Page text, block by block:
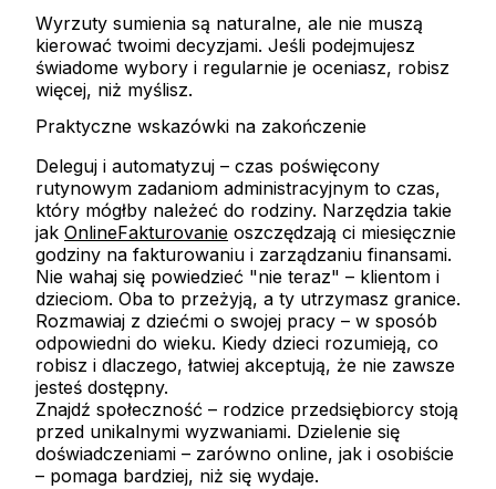
Wyrzuty sumienia są naturalne, ale nie muszą
kierować twoimi decyzjami. Jeśli podejmujesz
świadome wybory i regularnie je oceniasz, robisz
więcej, niż myślisz.
Praktyczne wskazówki na zakończenie
Deleguj i automatyzuj – czas poświęcony
rutynowym zadaniom administracyjnym to czas,
który mógłby należeć do rodziny. Narzędzia takie
jak OnlineFakturovanie oszczędzają ci miesięcznie
godziny na fakturowaniu i zarządzaniu finansami.
Nie wahaj się powiedzieć "nie teraz" – klientom i
dzieciom. Oba to przeżyją, a ty utrzymasz granice.
Rozmawiaj z dziećmi o swojej pracy – w sposób
odpowiedni do wieku. Kiedy dzieci rozumieją, co
robisz i dlaczego, łatwiej akceptują, że nie zawsze
jesteś dostępny.
Znajdź społeczność – rodzice przedsiębiorcy stoją
przed unikalnymi wyzwaniami. Dzielenie się
doświadczeniami – zarówno online, jak i osobiście
– pomaga bardziej, niż się wydaje.